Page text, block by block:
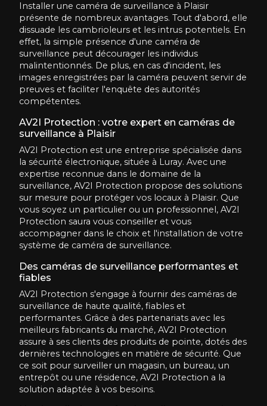
Installer une caméra de surveillance à Plaisir
présente de nombreux avantages. Tout d'abord, elle
dissuade les cambrioleurs et les intrus potentiels. En
effet, la simple présence d'une caméra de
surveillance peut décourager les individus
malintentionnés. De plus, en cas d'incident, les
images enregistrées par la caméra peuvent servir de
preuves et faciliter l'enquête des autorités
compétentes.
AV2I Protection : votre expert en caméras de
surveillance à Plaisir
AV2I Protection est une entreprise spécialisée dans
la sécurité électronique, située à Luray. Avec une
expertise reconnue dans le domaine de la
surveillance, AV2I Protection propose des solutions
sur mesure pour protéger vos locaux à Plaisir. Que
vous soyez un particulier ou un professionnel, AV2I
Protection saura vous conseiller et vous
accompagner dans le choix et l'installation de votre
système de caméra de surveillance.
Des caméras de surveillance performantes et
fiables
AV2I Protection s'engage à fournir des caméras de
surveillance de haute qualité, fiables et
performantes. Grâce à des partenariats avec les
meilleurs fabricants du marché, AV2I Protection
assure à ses clients des produits de pointe, dotés des
dernières technologies en matière de sécurité. Que
ce soit pour surveiller un magasin, un bureau, un
entrepôt ou une résidence, AV2I Protection a la
solution adaptée à vos besoins.